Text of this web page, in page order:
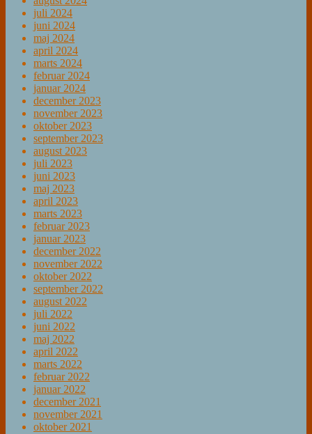
juli 2024
juni 2024
maj 2024
april 2024
marts 2024
februar 2024
januar 2024
december 2023
november 2023
oktober 2023
september 2023
august 2023
juli 2023
juni 2023
maj 2023
april 2023
marts 2023
februar 2023
januar 2023
december 2022
november 2022
oktober 2022
september 2022
august 2022
juli 2022
juni 2022
maj 2022
april 2022
marts 2022
februar 2022
januar 2022
december 2021
november 2021
oktober 2021